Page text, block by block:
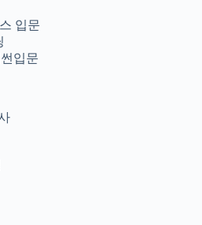
입문
입문